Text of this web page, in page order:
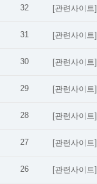
32 [관련사이트]
31 [관련사이트]
30 [관련사이트]
29 [관련사이트]
28 [관련사이트]
27 [관련사이트]
26 [관련사이트]